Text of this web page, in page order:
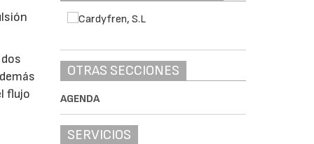
flujo
OTRAS SECCIONES
AGENDA
SERVICIOS